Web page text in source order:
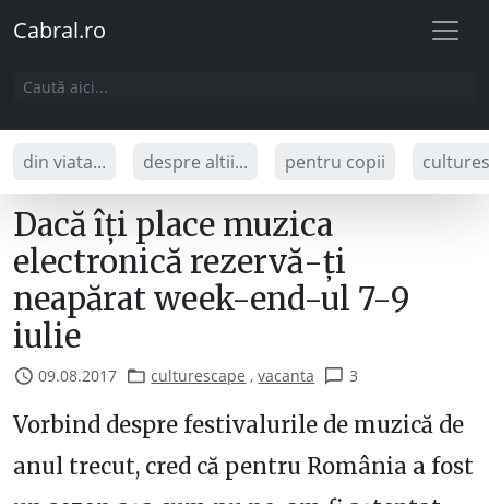
Cabral.ro
din viata... despre altii... pentru copii
Dacă îți place muzica
electronică rezervă-ți
neapărat week-end-ul 7-9
iulie
09.08.2017 culturescape ,vacanta 3
Vorbind despre festivalurile de muzică de
anul trecut, cred că pentru România a fost